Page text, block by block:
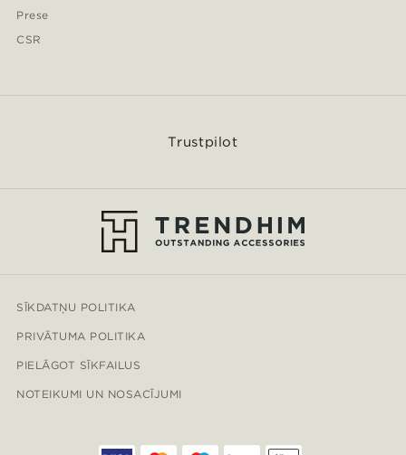
Prese
CSR
Trustpilot
SĪKDATŅU POLITIKA
PRIVĀTUMA POLITIKA
PIELĀGOT SĪKFAILUS
NOTEIKUMI UN NOSACĪJUMI